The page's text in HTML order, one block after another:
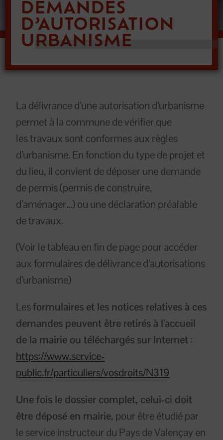
DEMANDES
D’AUTORISATION
URBANISME
La délivrance d’une autorisation d’urbanisme
permet à la commune de vérifier que
les travaux sont conformes aux règles
d’urbanisme. En fonction du type de projet et
du lieu, il convient de déposer une demande
de permis (permis de construire,
d’aménager…) ou une déclaration préalable
de travaux.
(Voir le tableau en fin de page pour accéder
aux formulaires de délivrance d’autorisations
d’urbanisme)
Lesformulaires et les notices relatives à ces
demandes peuvent être retirés à l’accueil
de la mairie ou téléchargés sur Internet:
https://www.service-
public.fr/particuliers/vosdroits/N319
Une fois le dossier complet, celui-ci doit
être déposé en mairie, pour être étudié par
le service instructeur du Pays de Valençay en